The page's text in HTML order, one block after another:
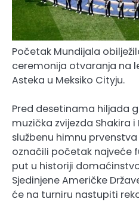
Početak Mundijala
ceremonija otvaranja na
Asteka u Meksiko Cityju.
Pred desetinama hiljada
muzička zvijezda Shakira i
službenu himnu prvenstva
označili početak najveće
put u historiji
Sjedinjene Američke
će na turniru nastupiti